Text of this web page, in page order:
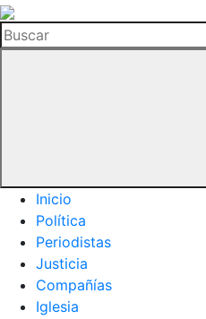
La
Hemeroteca
del
Buscar
Inicio
Política
Periodistas
Justicia
Compañías
Iglesia